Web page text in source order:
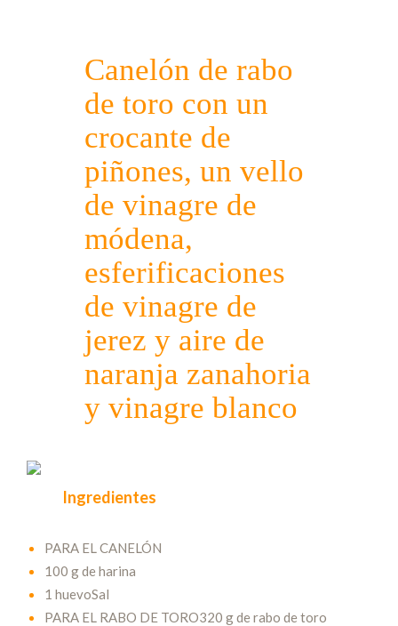
Canelón de rabo
de toro con un
crocante de
piñones, un vello
de vinagre de
módena,
esferificaciones
de vinagre de
jerez y aire de
naranja zanahoria
y vinagre blanco
Ingredientes
PARA EL CANELÓN
100 g de harina
1 huevoSal
PARA EL RABO DE TORO320 g de rabo de toro